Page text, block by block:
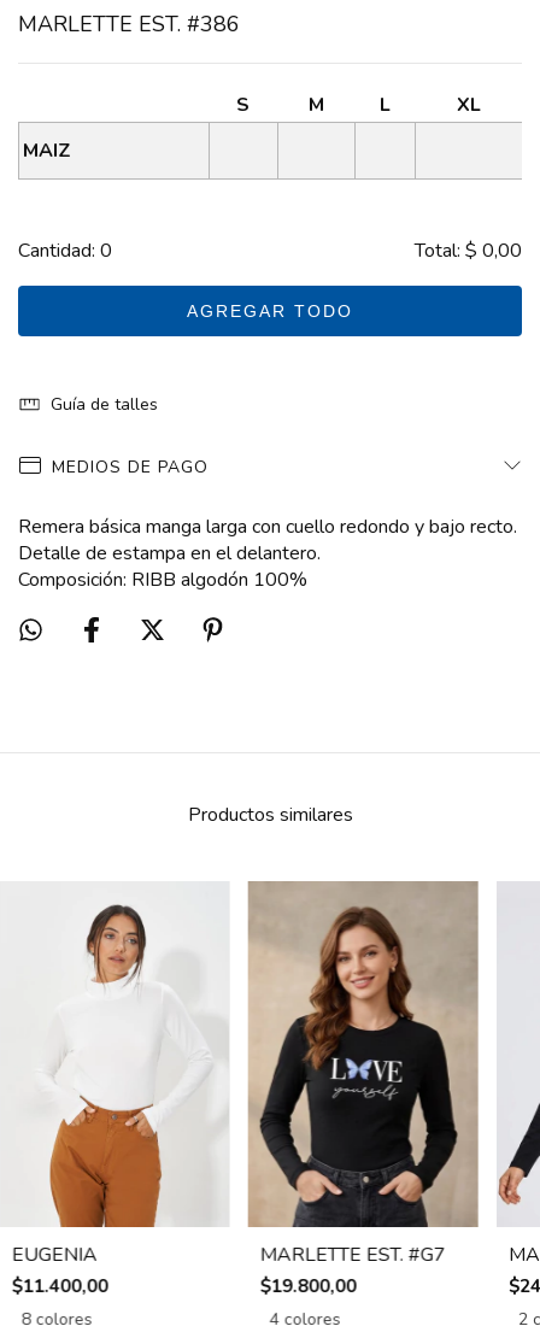
MARLETTE EST. #386
S M L
XL
MAIZ
Cantidad: 0 Total: $ 0,00
AGREGAR TODO
Guía de talles
MEDIOS DE PAGO
Remera básica manga larga con cuello redondo y bajo recto.
Detalle de estampa en el delantero.
Composición: RIBB algodón 100%
Productos similares
EUGENIA
$11.400,00
8 colores
MARLETTE EST. #G7
$19.800,00
4 colores 2